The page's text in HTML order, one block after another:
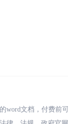
word文档，付费前